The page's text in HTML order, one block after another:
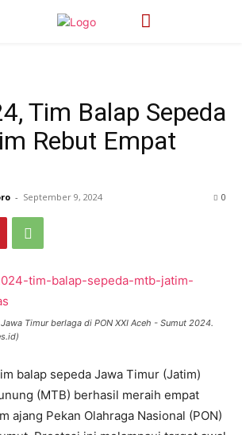
Tim Balap Sepeda
Rebut Empat
- September 9, 2024 0
Timur berlaga di PON XXI Aceh - Sumut 2024.
balap sepeda Jawa Timur (Jatim)
(MTB) berhasil meraih empat
ajang Pekan Olahraga Nasional (PON)